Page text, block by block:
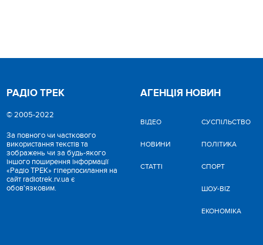
РАДІО ТРЕК
© 2005-2022
За повного чи часткового
використання текстів та
зображень чи за будь-якого
іншого поширення інформації
«Радіо ТРЕК» гіперпосилання на
сайт radiotrek.rv.ua є
обов'язковим.
АГЕНЦІЯ НОВИН
ВІДЕО
НОВИНИ
СТАТТІ
CУСПІЛЬСТВО
ПОЛІТИКА
СПОРТ
ШОУ-BIZ
ЕКОНОМІКА